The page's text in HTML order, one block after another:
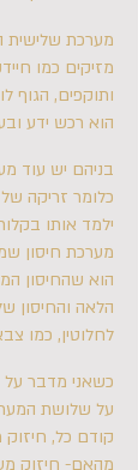
מערכת שלישית
מזיקים כמו
ותוקפים, הגוף
הוא רכש ידע
בניהם יש עוד
כלומר זריקה
ילמד אותו
מערכת חיסון
הוא שהחיסון
הלאה והחיסון
לחלוטין, כמו
כשאני מדבר על
על שלושת
קודם כל,
מהאם- חיזוק